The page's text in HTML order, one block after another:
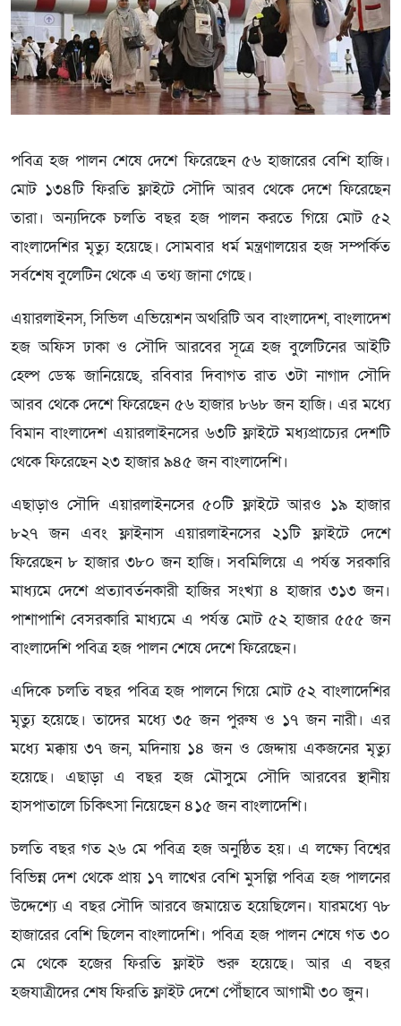
পবিত্র হজ পালন শেষে দেশে ফিরেছেন ৫৬ হাজারের বেশি হাজি।
মোট ১৩৪টি ফিরতি ফ্লাইটে সৌদি আরব থেকে দেশে ফিরেছেন
তারা। অন্যদিকে চলতি বছর হজ পালন করতে গিয়ে মোট ৫২
বাংলাদেশির মৃত্যু হয়েছে। সোমবার ধর্ম মন্ত্রণালয়ের হজ সম্পর্কিত
সর্বশেষ বুলেটিন থেকে এ তথ্য জানা গেছে।
এয়ারলাইনস, সিভিল এভিয়েশন অথরিটি অব বাংলাদেশ, বাংলাদেশ
হজ অফিস ঢাকা ও সৌদি আরবের সূত্রে হজ বুলেটিনের আইটি
হেল্প ডেস্ক জানিয়েছে, রবিবার দিবাগত রাত ৩টা নাগাদ সৌদি
আরব থেকে দেশে ফিরেছেন ৫৬ হাজার ৮৬৮ জন হাজি। এর মধ্যে
বিমান বাংলাদেশ এয়ারলাইনসের ৬৩টি ফ্লাইটে মধ্যপ্রাচ্যের দেশটি
থেকে ফিরেছেন ২৩ হাজার ৯৪৫ জন বাংলাদেশি।
এছাড়াও সৌদি এয়ারলাইনসের ৫০টি ফ্লাইটে আরও ১৯ হাজার
৮২৭ জন এবং ফ্লাইনাস এয়ারলাইনসের ২১টি ফ্লাইটে দেশে
ফিরেছেন ৮ হাজার ৩৮০ জন হাজি। সবমিলিয়ে এ পর্যন্ত সরকারি
মাধ্যমে দেশে প্রত্যাবর্তনকারী হাজির সংখ্যা ৪ হাজার ৩১৩ জন।
পাশাপাশি বেসরকারি মাধ্যমে এ পর্যন্ত মোট ৫২ হাজার ৫৫৫ জন
বাংলাদেশি পবিত্র হজ পালন শেষে দেশে ফিরেছেন।
এদিকে চলতি বছর পবিত্র হজ পালনে গিয়ে মোট ৫২ বাংলাদেশির
মৃত্যু হয়েছে। তাদের মধ্যে ৩৫ জন পুরুষ ও ১৭ জন নারী। এর
মধ্যে মক্কায় ৩৭ জন, মদিনায় ১৪ জন ও জেদ্দায় একজনের মৃত্যু
হয়েছে। এছাড়া এ বছর হজ মৌসুমে সৌদি আরবের স্থানীয়
হাসপাতালে চিকিৎসা নিয়েছেন ৪১৫ জন বাংলাদেশি।
চলতি বছর গত ২৬ মে পবিত্র হজ অনুষ্ঠিত হয়। এ লক্ষ্যে বিশ্বের
বিভিন্ন দেশ থেকে প্রায় ১৭ লাখের বেশি মুসল্লি পবিত্র হজ পালনের
উদ্দেশ্যে এ বছর সৌদি আরবে জমায়েত হয়েছিলেন। যারমধ্যে ৭৮
হাজারের বেশি ছিলেন বাংলাদেশি। পবিত্র হজ পালন শেষে গত ৩০
মে থেকে হজের ফিরতি ফ্লাইট শুরু হয়েছে। আর এ বছর
হজযাত্রীদের শেষ ফিরতি ফ্লাইট দেশে পৌঁছাবে আগামী ৩০ জুন।